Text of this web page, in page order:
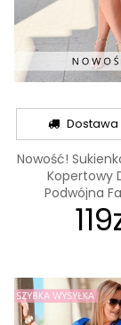
Dostawa
Nowość!
Kopertowy
Podwójna